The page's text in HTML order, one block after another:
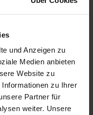
und Anzeigen zu
Medien anbieten
Website zu
zu Ihrer
Partner für
weiter. Unsere